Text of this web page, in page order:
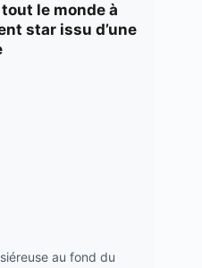
le monde à
star issu d’une
au fond du